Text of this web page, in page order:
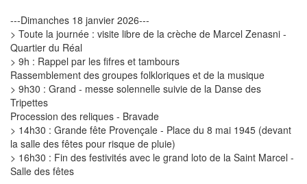
---Dimanches 18 janvier 2026---
> Toute la journée : visite libre de la crèche de Marcel Zenasni -
Quartier du Réal
> 9h : Rappel par les fifres et tambours
Rassemblement des groupes folkloriques et de la musique
> 9h30 : Grand - messe solennelle suivie de la Danse des
Tripettes
Procession des reliques - Bravade
> 14h30 : Grande fête Provençale - Place du 8 mai 1945 (devant
la salle des fêtes pour risque de pluie)
> 16h30 : Fin des festivités avec le grand loto de la Saint Marcel -
Salle des fêtes